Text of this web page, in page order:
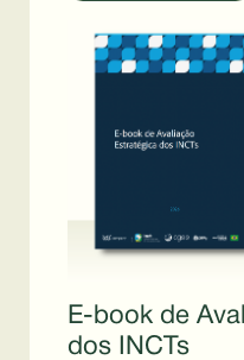
E-book de
dos INCTs